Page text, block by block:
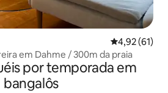
4,92 de uma
4,92 (61)
em Dahme / 300m da praia
por temporada em
bangalôs